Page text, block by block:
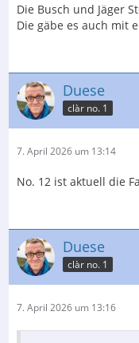
Die Busch und Jäger
Die gäbe es auch mit
Duese
clàr no. 1
7. April 2026 um 13:14
No. 12 ist aktuell die
Duese
clàr no. 1
7. April 2026 um 13:16